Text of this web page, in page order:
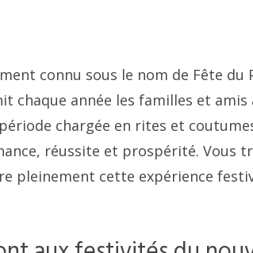
connu sous le nom de Fête du
chaque année les familles et amis
chargée en rites et
réussite et prospérité. Vous
pleinement cette expérience